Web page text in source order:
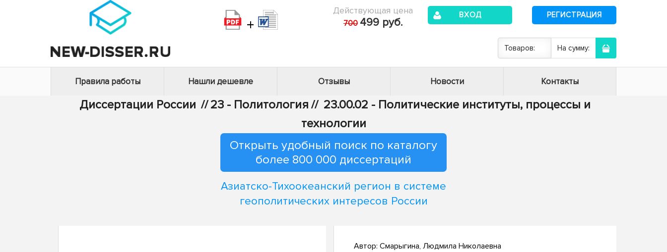
+
Действующая цена
700 499 руб.
ВХОД РЕГИСТРАЦИЯ
Товаров: На сумму:
Правила работы Нашли дешевле Отзывы Новости Контакты
Диссертации России // 23 - Политология // 23.00.02 - Политические институты, процессы и
технологии
Открыть удобный поиск по каталогу
более 800 000 диссертаций
Азиатско-Тихоокеанский регион в системе
геополитических интересов России
Автор: Смарыгина, Людмила Николаевна